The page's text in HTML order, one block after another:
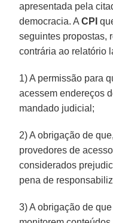
apresentada pela
democracia. ACPI
seguintes propostas,
contrária ao relatório
1) A permissão para
acessem endereços
mandado judicial;
2) A obrigação de
provedores de
considerados
pena de
3) A obrigação de